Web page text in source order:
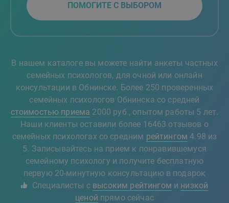
ПОМОГИТЕ С ВЫБОРОМ
В нашем каталоге вы можете найти анкеты частных
семейных психологов, для очной или онлайн
консультации в Обнинске. Более 250 проверенных
семейных психологов Обнинска со средней
стоимостью приема 2000 руб., опытом работы 5 лет.
Наши клиенты оставили более 16463 отзывов о
семейных психологах со средним рейтингом 4.98 из
5. Записывайтесь на прием к понравившемуся
семейному психологу и получите бесплатную
первую 20-минутную консультацию в подарок
Специалисты с высоким рейтингом и низкой
ценой прямо сейчас